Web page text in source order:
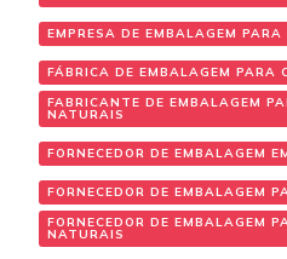
EMPRESA DE EMBALAGEM
FÁBRICA DE EMBALAGEM PARA
FABRICANTE DE EMBALAGEM
NATURAIS
FORNECEDOR DE EMBALAGEM
FORNECEDOR DE EMBALAGEM
FORNECEDOR DE EMBALAGEM
NATURAIS